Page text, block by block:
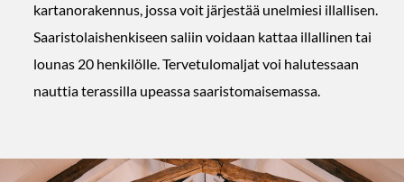
kartanorakennus, jossa voit järjestää unelmiesi illallisen.
Saaristolaishenkiseen saliin voidaan kattaa illallinen tai
lounas 20 henkilölle. Tervetulomaljat voi halutessaan
nauttia terassilla upeassa saaristomaisemassa.